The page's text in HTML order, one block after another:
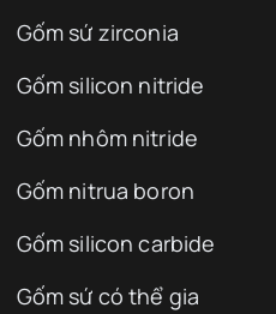
Gốm sứ zirconia
Gốm silicon nitride
Gốm nhôm nitride
Gốm nitrua boron
Gốm silicon carbide
Gốm sứ có thể gia